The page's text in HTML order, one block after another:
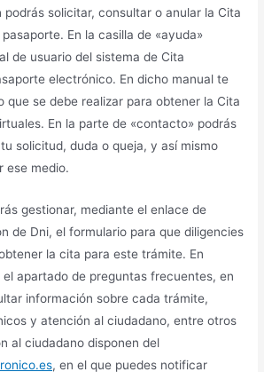
podrás solicitar, consultar o anular la Cita
En la casilla de «ayuda»
de usuario del sistema de Cita
electrónico. En dicho manual te
que se debe realizar para obtener la Cita
En la parte de «contacto» podrás
solicitud, duda o queja, y así mismo
ese medio.
gestionar, mediante el enlace de
de Dni, el formulario para que diligencies
la cita para este trámite. En
el apartado de preguntas frecuentes, en
información sobre cada trámite,
y atención al ciudadano, entre otros
al ciudadano disponen del
, en el que puedes notificar